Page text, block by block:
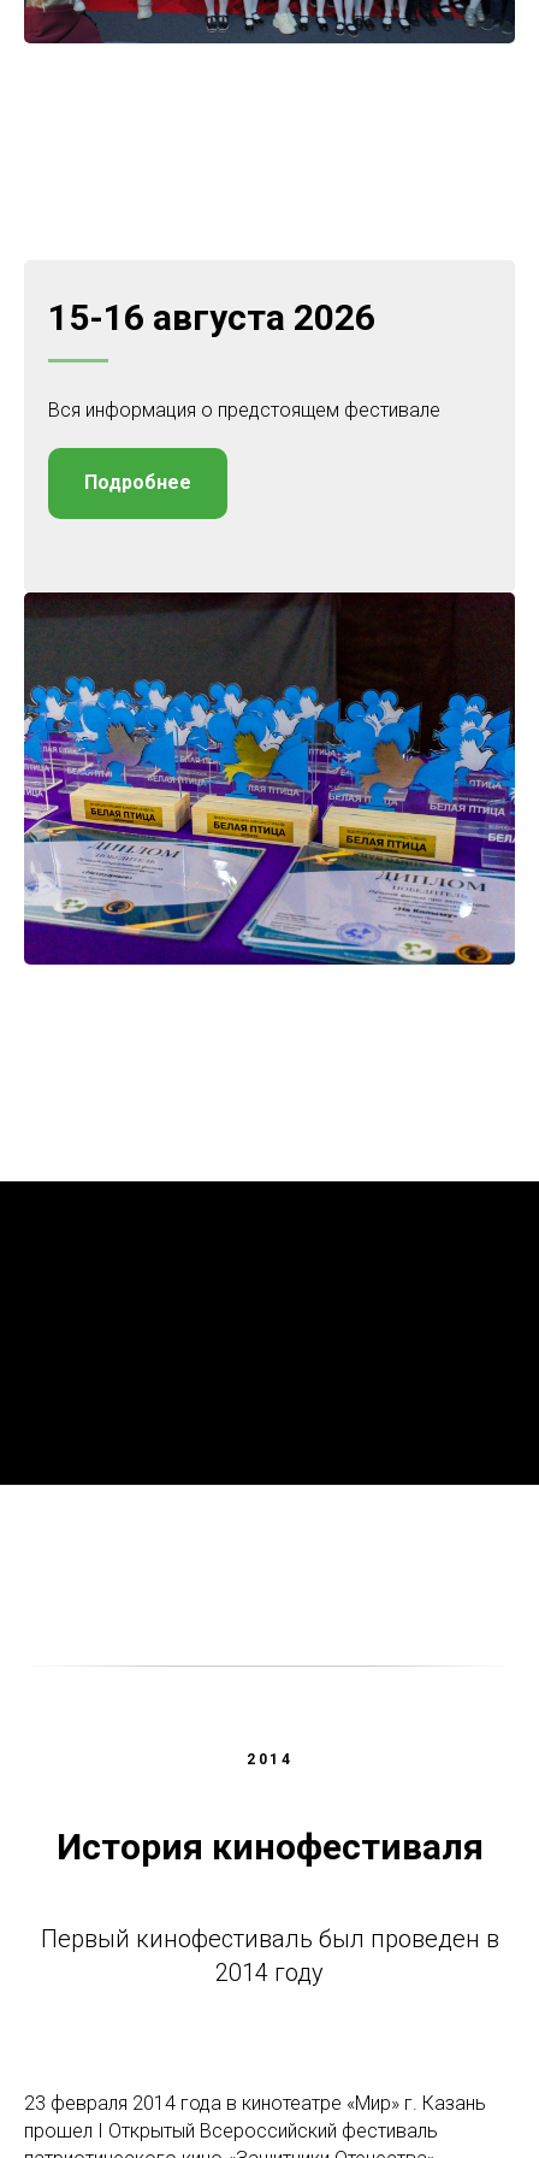
15-16 августа 2026
Вся информация о предстоящем фестивале
Подробнее
2014
История кинофестиваля
Первый кинофестиваль был проведен в
2014 году
23 февраля 2014 года в кинотеатре «Мир» г. Казань
прошел I Открытый Всероссийский фестиваль